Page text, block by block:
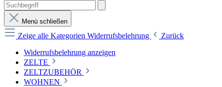
Menü schließen
Zeige alle Kategorien Widerrufsbelehrung
Zurück
Widerrufsbelehrung anzeigen
ZELTE
ZELTZUBEHÖR
WOHNEN